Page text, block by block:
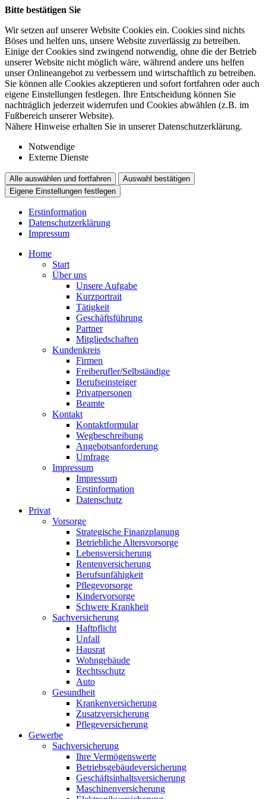
Bitte bestätigen Sie
Wir setzen auf unserer Website Cookies ein. Cookies sind nichts
Böses und helfen uns, unsere Website zuverlässig zu betreiben.
Einige der Cookies sind zwingend notwendig, ohne die der Betrieb
unserer Website nicht möglich wäre, während andere uns helfen
unser Onlineangebot zu verbessern und wirtschaftlich zu betreiben.
Sie können alle Cookies akzeptieren und sofort fortfahren oder auch
eigene Einstellungen festlegen. Ihre Entscheidung können Sie
nachträglich jederzeit widerrufen und Cookies abwählen (z.B. im
Fußbereich unserer Website).
Nähere Hinweise erhalten Sie in unserer Datenschutzerklärung.
Notwendige
Externe Dienste
Alle auswählen und fortfahren
Auswahl bestätigen
Eigene Einstellungen festlegen
Erstinformation
Datenschutzerklärung
Impressum
Home
Start
Über uns
Unsere Aufgabe
Kurzportrait
Tätigkeit
Geschäftsführung
Partner
Mitgliedschaften
Kundenkreis
Firmen
Freiberufler/Selbständige
Berufseinsteiger
Privatpersonen
Beamte
Kontakt
Kontaktformular
Wegbeschreibung
Angebotsanforderung
Umfrage
Impressum
Impressum
Erstinformation
Datenschutz
Privat
Vorsorge
Strategische Finanzplanung
Betriebliche Altersvorsorge
Lebensversicherung
Rentenversicherung
Berufsunfähigkeit
Pflegevorsorge
Kindervorsorge
Schwere Krankheit
Sachversicherung
Haftpflicht
Unfall
Hausrat
Wohngebäude
Rechtsschutz
Auto
Gesundheit
Krankenversicherung
Zusatzversicherung
Pflegeversicherung
Gewerbe
Sachversicherung
Ihre Vermögenswerte
Betriebsgebäudeversicherung
Geschäftsinhaltsversicherung
Maschinenversicherung